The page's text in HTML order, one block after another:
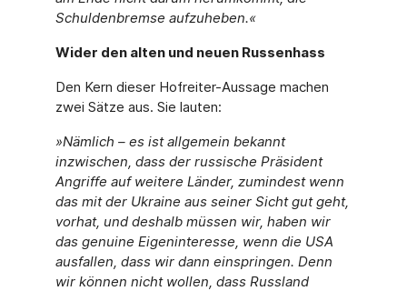
Schuldenbremse aufzuheben.«
Wider den alten und neuen Russenhass
Den Kern dieser Hofreiter-Aussage machen
zwei Sätze aus. Sie lauten:
»Nämlich – es ist allgemein bekannt
inzwischen, dass der russische Präsident
Angriffe auf weitere Länder, zumindest wenn
das mit der Ukraine aus seiner Sicht gut geht,
vorhat, und deshalb müssen wir, haben wir
das genuine Eigeninteresse, wenn die USA
ausfallen, dass wir dann einspringen. Denn
wir können nicht wollen, dass Russland